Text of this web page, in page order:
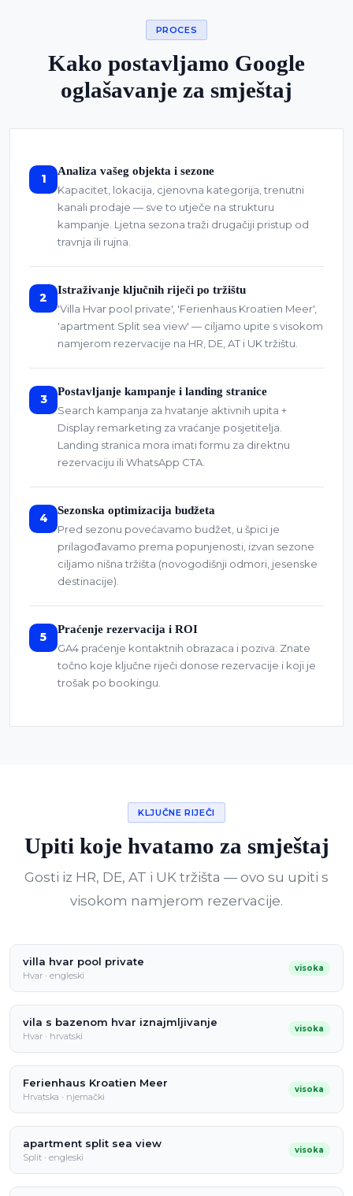
PROCES
Kako postavljamo Google
oglašavanje za smještaj
1
Analiza vašeg objekta i sezone
Kapacitet, lokacija, cjenovna kategorija, trenutni
kanali prodaje — sve to utječe na strukturu
kampanje. Ljetna sezona traži drugačiji pristup od
travnja ili rujna.
2
Istraživanje ključnih riječi po tržištu
'Villa Hvar pool private', 'Ferienhaus Kroatien Meer',
'apartment Split sea view' — ciljamo upite s visokom
namjerom rezervacije na HR, DE, AT i UK tržištu.
3
Postavljanje kampanje i landing stranice
Search kampanja za hvatanje aktivnih upita +
Display remarketing za vraćanje posjetitelja.
Landing stranica mora imati formu za direktnu
rezervaciju ili WhatsApp CTA.
4
Sezonska optimizacija budžeta
Pred sezonu povećavamo budžet, u špici je
prilagođavamo prema popunjenosti, izvan sezone
ciljamo nišna tržišta (novogodišnji odmori, jesenske
destinacije).
5
Praćenje rezervacija i ROI
GA4 praćenje kontaktnih obrazaca i poziva. Znate
točno koje ključne riječi donose rezervacije i koji je
trošak po bookingu.
KLJUČNE RIJEČI
Upiti koje hvatamo za smještaj
Gosti iz HR, DE, AT i UK tržišta — ovo su upiti s
visokom namjerom rezervacije.
villa hvar pool private
Hvar · engleski
visoka
vila s bazenom hvar iznajmljivanje
Hvar · hrvatski
visoka
Ferienhaus Kroatien Meer
Hrvatska · njemački
visoka
apartment split sea view
Split · engleski
visoka